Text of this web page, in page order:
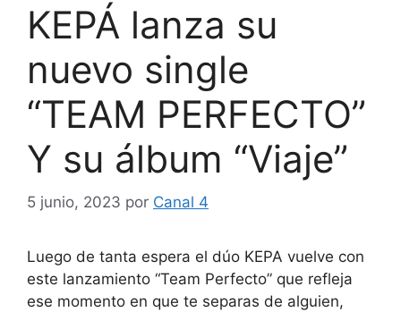
KEPÁ lanza su
nuevo single
“TEAM PERFECTO”
Y su álbum “Viaje”
5 junio, 2023 por Canal 4
Luego de tanta espera el dúo KEPA vuelve con
este lanzamiento “Team Perfecto” que refleja
ese momento en que te separas de alguien,